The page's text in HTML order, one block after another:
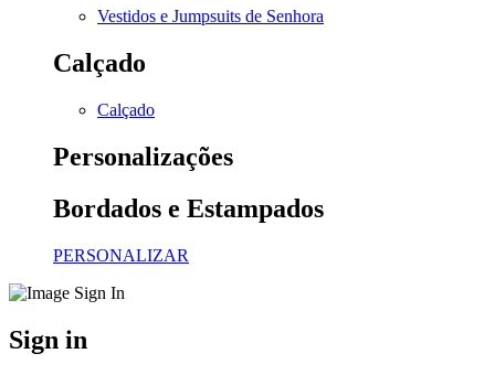
Vestidos e Jumpsuits de Senhora
Calçado
Calçado
Personalizações
Bordados e Estampados
PERSONALIZAR
Sign in